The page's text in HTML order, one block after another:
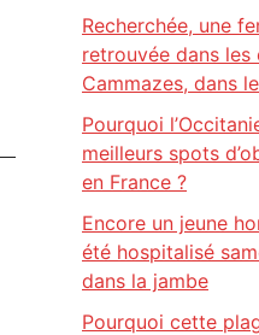
Recherchée, une
retrouvée dans les
Cammazes, dans
Pourquoi
meilleurs spots
en France ?
Encore un jeune
été hospitalisé
dans la jambe
Pourquoi cette